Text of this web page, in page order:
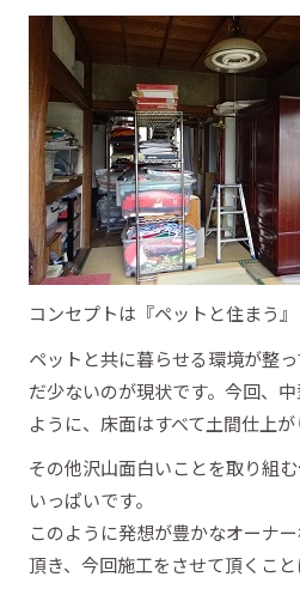
コンセプトは『ペットと住まう』
ペットと共に暮らせる環境が整
だ少ないのが現状です。今回、
ように、床面はすべて土間仕上が
その他沢山面白いことを取り組
いっぱいです。
このように発想が豊かなオーナ
頂き、今回施工をさせて頂くこと